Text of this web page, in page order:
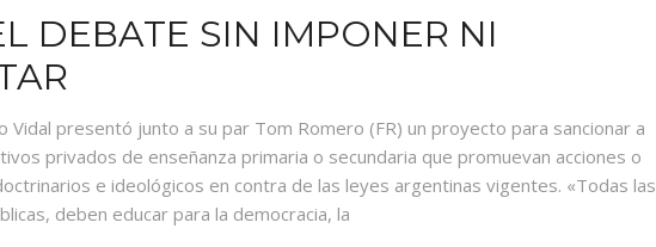
DEBATE SIN IMPONER NI
Vidal presentó junto a su par Tom Romero (FR) un proyecto para sancionar a
privados de enseñanza primaria o secundaria que promuevan acciones o
e ideológicos en contra de las leyes argentinas vigentes. «Todas las
deben educar para la democracia, la